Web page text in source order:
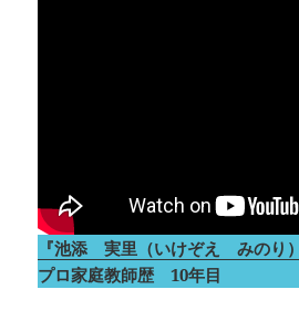
『池添 実里（いけぞえ みのり）
プロ家庭教師歴 10年目